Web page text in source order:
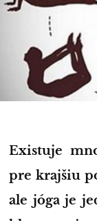
Existuje mnoho druhov cvičenia a cvikov
pre krajšiu
ale jóga je